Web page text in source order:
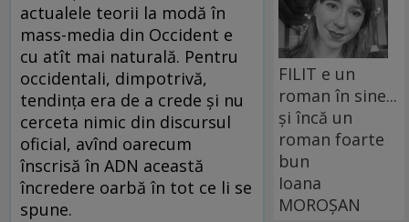
actualele teorii la modă în
mass-media din Occident e
cu atît mai naturală. Pentru
occidentali, dimpotrivă,
tendința era de a crede și nu
cerceta nimic din discursul
oficial, avînd oarecum
înscrisă în ADN această
încredere oarbă în tot ce li se
spune.
FILIT e un
roman în sine...
și încă un
roman foarte
bun
Ioana
MOROȘAN